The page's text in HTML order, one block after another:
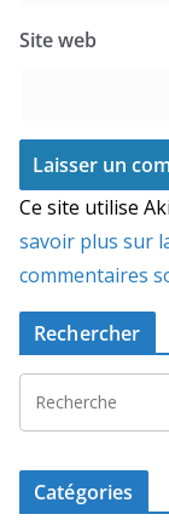
Site web
Ce site utilise
savoir plus sur
commentaires
Rechercher
Catégories